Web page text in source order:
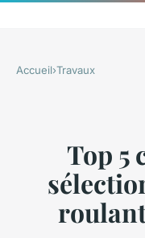
Accueil›Travaux
Top 5